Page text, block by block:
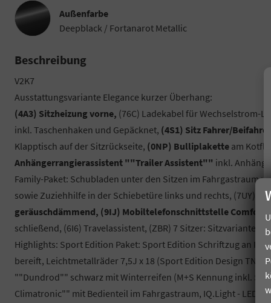
Außenfarbe
Deepblack / Fortanarot Metallic
Beschreibung
V2K7
Ausstattungsvariante Elegance kurzer Überhang:
(4A3) Sitzheizung vorne, (76C) Ladekabel für Wechselstrom-
inkl. Taschenhaken und Gepäcknet, (4S1) Sitz Fahrer/
Klapptisch auf der Sitzrückseite, (0NP) Bulliplakette am
Anhängerrangierassistent ""Trailer Assistent"" inkl.
Family-Paket: Schubladen unter den Sitzen im
sowie Zuziehhilfe in der Schiebetüre links und rechts, (7UY)
geräuschdämmend, (9IJ) Mobiltelefonschnittstelle Comfort
schließend, (6I6) Travelassistent, (ZBR) 7 Sitzer: Sitzvariante
Highlights: Sport Edition Paket: Sport Edition Schriftzug an
bereift, Leichtmetallräder 7,5J x 18 (Sport Edition Design
""Dundrod"" schwarz mit Winterreifen (M+S Kennung inkl.
Climatronic"" mit Bedienteil im Fahrgastraum, IQ.Light - LED-